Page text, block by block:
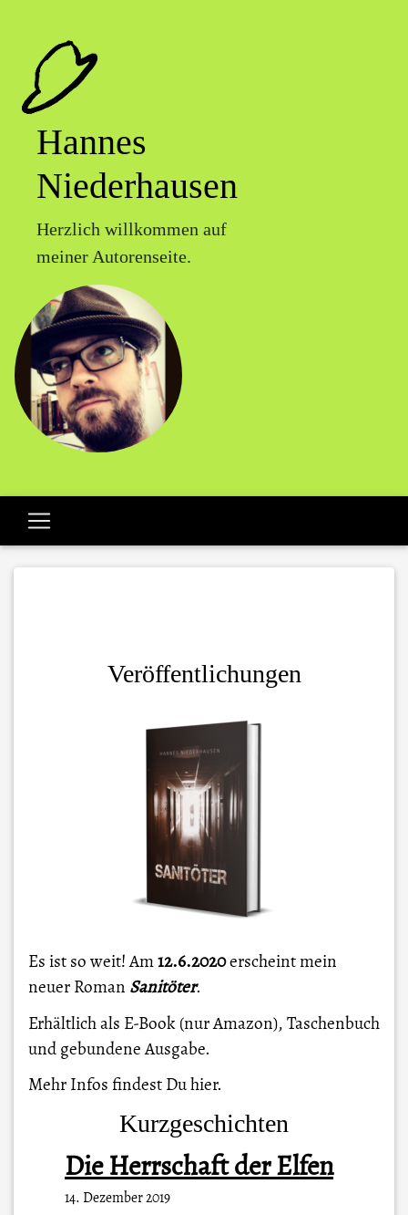
Hannes
Niederhausen
Herzlich willkommen auf
meiner Autorenseite.
Veröffentlichungen
Es ist so weit! Am12.6.2020erscheint mein
neuer Roman Sanitöter.
Erhältlich als E-Book (nur Amazon), Taschenbuch
und gebundene Ausgabe.
Mehr Infos findest Duhier.
Kurzgeschichten
Die Herrschaft der Elfen
14. Dezember 2019